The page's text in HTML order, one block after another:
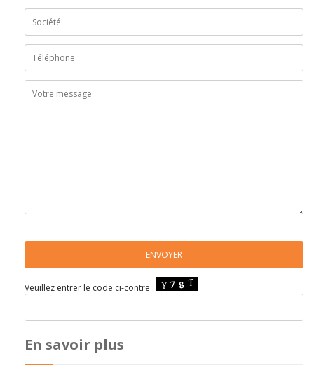
Veuillez entrer le code ci-contre :
En savoir plus